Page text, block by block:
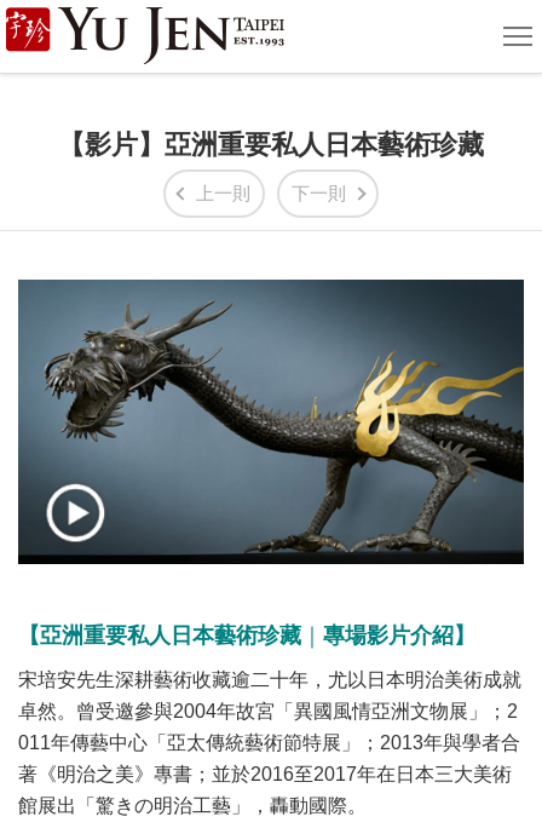
宇
珍
藝
Yu
Jen
Taipei
單
【影片】亞洲重要私人日本藝術珍藏
上一則 下一則
【亞洲重要私人日本藝術珍藏 專場影片介紹】
宋培安先生深耕藝術收藏逾二十年，尤以日本明治美術成就
卓然。曾受邀參與2004年故宮「異國風情亞洲文物展」；2
011年傳藝中心「亞太傳統藝術節特展」；2013年與學者合
著《明治之美》專書；並於2016至2017年在日本三大美術
館展出「驚きの明治工藝」，轟動國際。